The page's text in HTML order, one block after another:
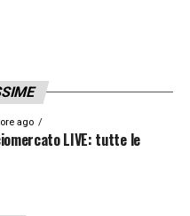
–Leao lanciato
non riesce a
posizione.
ago
LIVE: tutte le